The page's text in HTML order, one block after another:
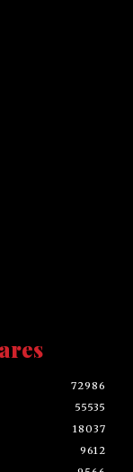
72986
55535
18037
9612